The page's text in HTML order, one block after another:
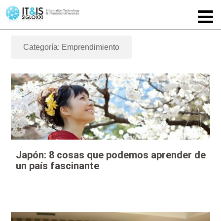
Categoría: Emprendimiento
Japón: 8 cosas que podemos aprender de
un país fascinante